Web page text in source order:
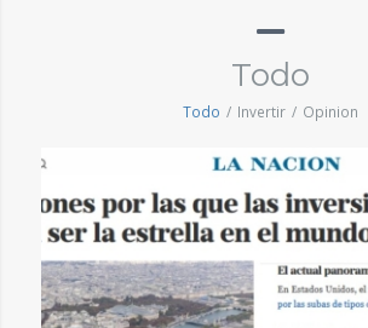
Todo
Todo / Invertir / Opinion